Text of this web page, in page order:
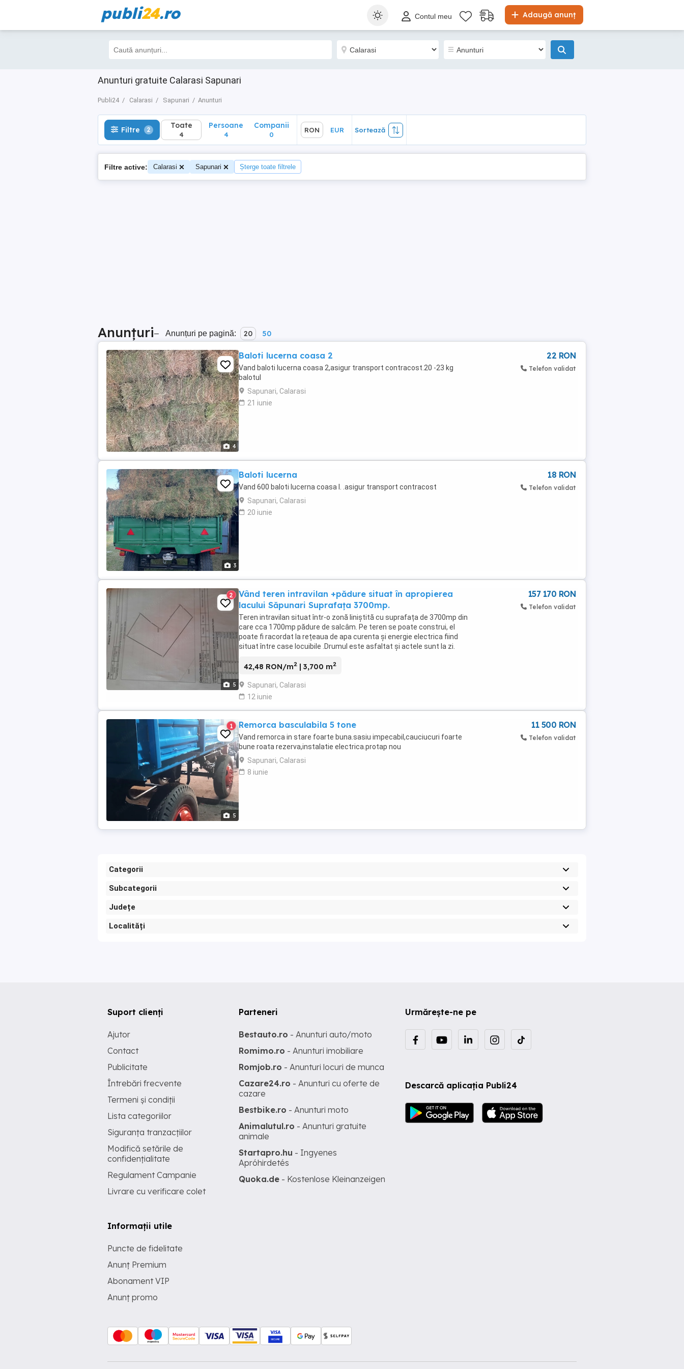
publi24.ro Adaugă anunț
Contul meu
Anunturi gratuite Calarasi Sapunari
Publi24 Calarasi Sapunari Anunturi
Filtre 2 Toate
4
Sortează
Filtre 2 Toate
4
Persoane
4
Companii
0
RON EUR Sortează
Filtre active: Calarasi Sapunari Șterge toate filtrele
Anunțuri– Anunțuri pe pagină: 20 50
4
Baloti lucerna coasa 2
Vand baloti lucerna coasa 2,asigur transport contracost.20 -23 kg
balotul
Sapunari, Calarasi
21 iunie
22 RON
Telefon validat
3
Baloti lucerna
Vand 600 baloti lucerna coasa I. .asigur transport contracost
Sapunari, Calarasi
20 iunie
18 RON
Telefon validat
5
2
Vând teren intravilan +pădure situat în apropierea
lacului Săpunari Suprafața 3700mp.
Teren intravilan situat într-o zonă liniștită cu suprafața de 3700mp din
care cca 1700mp pădure de salcâm. Pe teren se poate construi, el
poate fi racordat la rețeaua de apa curenta și energie electrica fiind
situat între case locuibile .Drumul este asfaltat și actele sunt la zi.
42,48 RON/m2 | 3,700 m2
Sapunari, Calarasi
12 iunie
157 170 RON
Telefon validat
5
1 Remorca basculabila 5 tone
Vand remorca in stare foarte buna.sasiu impecabil,cauciucuri foarte
bune roata rezerva,instalatie electrica.protap nou
Sapunari, Calarasi
8 iunie
11 500 RON
Telefon validat
Categorii
Subcategorii
Județe
Localități
Urmărește-ne pe
Descarcă aplicația Publi24
Suport clienți
Ajutor
Contact
Publicitate
Întrebări frecvente
Termeni și condiții
Lista categoriilor
Siguranța tranzacțiilor
Modifică setările de
confidențialitate
Regulament Campanie
Livrare cu verificare colet
Informații utile
Puncte de fidelitate
Anunț Premium
Abonament VIP
Anunț promo
Parteneri
Bestauto.ro - Anunturi auto/moto
Romimo.ro - Anunturi imobiliare
Romjob.ro - Anunturi locuri de munca
Cazare24.ro - Anunturi cu oferte de
cazare
Bestbike.ro - Anunturi moto
Animalutul.ro - Anunturi gratuite
animale
Startapro.hu - Ingyenes
Apróhirdetés
Quoka.de - Kostenlose Kleinanzeigen